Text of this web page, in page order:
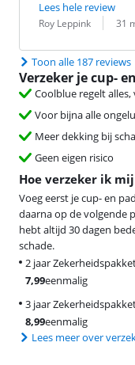
Lees hele review
Beoordeling door:
Roy Leppink
Datum: 31
Toon alle 187 reviews
Verzeker je cup-
Coolblue regelt
Voor bijna alle
Meer dekking bij
Geen eigen risico
Hoe verzeker ik
Voeg eerst je cup- en
daarna op de volgende
hebt altijd 30 dagen
schade.
2 jaar
7,99eenmalig
3 jaar
8,99eenmalig
Lees meer over